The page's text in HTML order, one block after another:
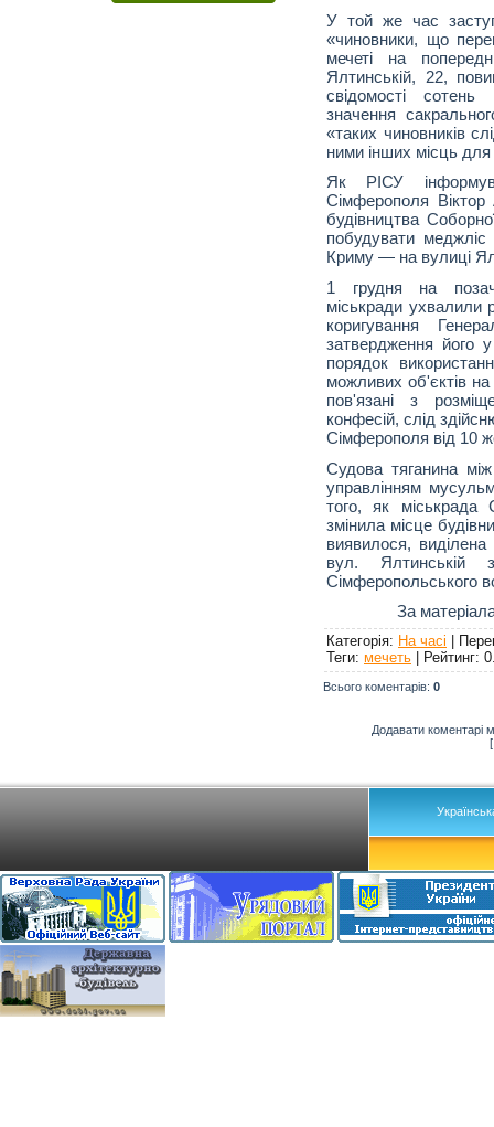
У той же час
«чиновники, що
мечеті на
Ялтинській, 22,
свідомості
значення
«таких чиновників
ними інших місць для
Як РІСУ
Сімферополя
будівництва
побудувати
Криму — на вулиці
1 грудня на
міськради
коригування
затвердження його
порядок
можливих об'єктів на
пов'язані з
конфесій, слід
Сімферополя від 10
Судова тяганина
управлінням
того, як міськрада
змінила місце
виявилося,
вул. Ялтинській
Сімферопольського
За
Категорія: На часі |
Теги: мечеть | Рейтинг:
Всього коментарів: 0
Додавати коментарі